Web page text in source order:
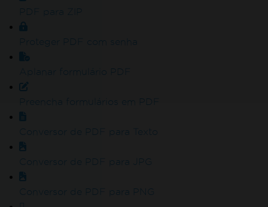
PDF para ZIP
Proteger PDF com senha
Aplanar formulário PDF
Preencha formulários em PDF
Conversor de PDF para Texto
Conversor de PDF para JPG
Conversor de PDF para PNG